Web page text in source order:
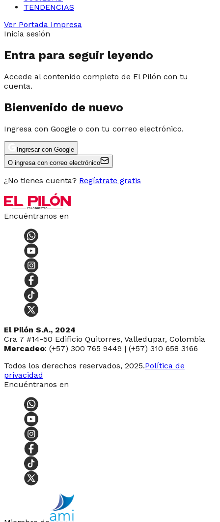
TENDENCIAS
Ver Portada Impresa
Inicia sesión
Entra para seguir leyendo
Accede al contenido completo de El Pilón con tu
cuenta.
Bienvenido de nuevo
Ingresa con Google o con tu correo electrónico.
Ingresar con Google
O ingresa con correo electrónico
¿No tienes cuenta? Regístrate gratis
Encuéntranos en
El Pilón S.A., 2024
Cra 7 #14-50 Edificio Quitorres, Valledupar, Colombia
Mercadeo: (+57) 300 765 9449 | (+57) 310 658 3166
Todos los derechos reservados, 2025.Política de
privacidad
Encuéntranos en